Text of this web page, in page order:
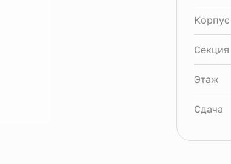
Корпус
Секция
Этаж
Сдача